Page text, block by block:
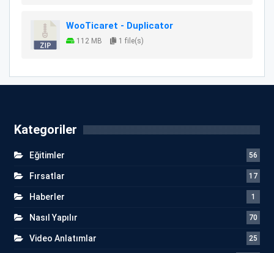
WooTicaret - Duplicator
112 MB 1 file(s)
Kategoriler
Eğitimler 56
Fırsatlar 17
Haberler 1
Nasıl Yapılır 70
Video Anlatımlar 25